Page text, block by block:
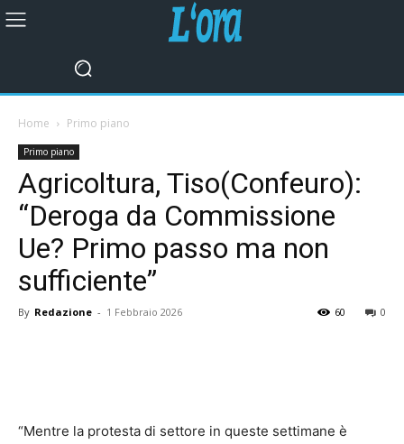
Home Primo piano
Primo piano
Agricoltura, Tiso(Confeuro):
“Deroga da Commissione
Ue? Primo passo ma non
sufficiente”
By Redazione - 1 Febbraio 2026 0
60
“Mentre la protesta di settore in queste settimane è